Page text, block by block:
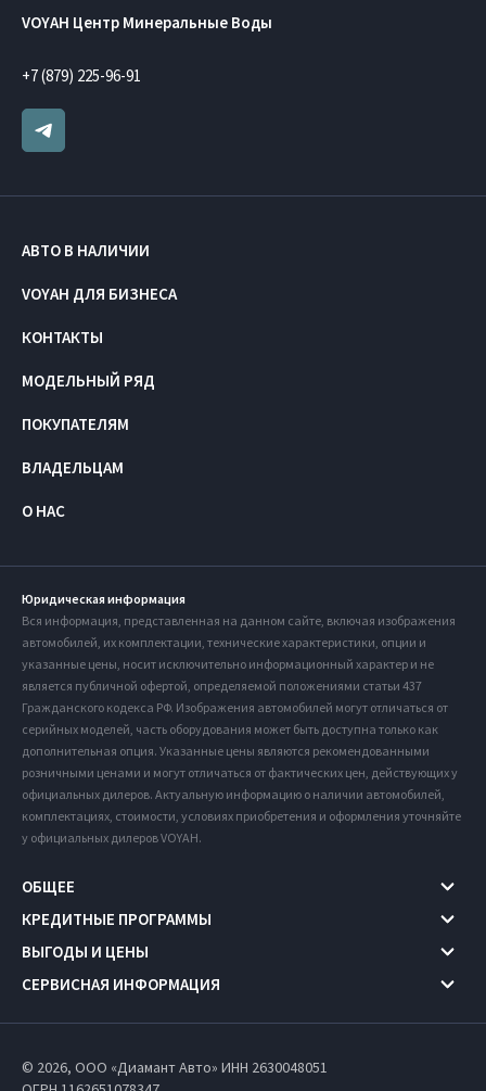
VOYAH Центр Минеральные Воды
+7 (879) 225-96-91
АВТО В НАЛИЧИИ
VOYAH ДЛЯ БИЗНЕСА
КОНТАКТЫ
МОДЕЛЬНЫЙ РЯД
ПОКУПАТЕЛЯМ
ВЛАДЕЛЬЦАМ
О НАС
Юридическая информация
Вся информация, представленная на данном сайте, включая изображения
автомобилей, их комплектации, технические характеристики, опции и
указанные цены, носит исключительно информационный характер и не
является публичной офертой, определяемой положениями статьи 437
Гражданского кодекса РФ. Изображения автомобилей могут отличаться от
серийных моделей, часть оборудования может быть доступна только как
дополнительная опция. Указанные цены являются рекомендованными
розничными ценами и могут отличаться от фактических цен, действующих у
официальных дилеров. Актуальную информацию о наличии автомобилей,
комплектациях, стоимости, условиях приобретения и оформления уточняйте
у официальных дилеров VOYAH.
ОБЩЕЕ
КРЕДИТНЫЕ ПРОГРАММЫ
ВЫГОДЫ И ЦЕНЫ
СЕРВИСНАЯ ИНФОРМАЦИЯ
© 2026, ООО «Диамант Авто» ИНН 2630048051